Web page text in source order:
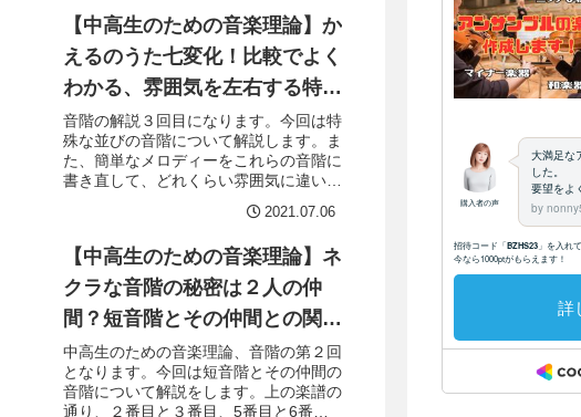
へん見づらい楽譜となってしまいます。
なので、普段みなさんが見ている楽譜で
は次のようになっています。
【中高生のための音楽理論】か
えるのうた七変化！比較でよく
わかる、雰囲気を左右する特別
な音階を誰にでもわかるように
解説！
音階の解説３回目になります。今回は特
殊な並びの音階について解説します。ま
た、簡単なメロディーをこれらの音階に
書き直して、どれくらい雰囲気に違いが
あるのかを聴き比べて実験してみようと
思います。今回紹介する特殊な音階は、
プシー音階③ヨナ抜き長音階④ヨナ抜き
短音階⑤琉球音階
2021.07.06
【中高生のための音楽理論】ネ
クラな音階の秘密は２人の仲
間？短音階とその仲間との関係
性を解説！
中高生のための音楽理論、音階の第２回
となります。今回は短音階とその仲間の
音階について解説をします。上の楽譜の
通り、２番目と３番目、5番目と6番目